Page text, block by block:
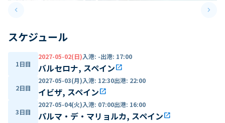
keyboard_arrow_leftPrevious slide keyboard_arrow_right
スケジュール
1日目
2027-05-02(日)入港: -出港: 17:00
バルセロナ, スペインopen_in_new
2日目
2027-05-03(月)入港: 12:30出港: 22:00
イビザ, スペインopen_in_new
3日目
2027-05-04(火)入港: 07:00出港: 16:00
パルマ・デ・マリョルカ, スペインopen_in_new